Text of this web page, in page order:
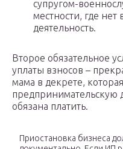
супругом-
местности, где нет
деятельность.
Второе обязательное
уплаты взносов –
мама в декрете,
предпринимательскую
обязана платить.
Приостановка бизнеса